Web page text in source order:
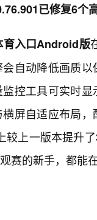
已修复6个
育入口Android版
自动降低画质
控工具可实时
屏自适应布局
较上一版本提升
赛的新手，都能